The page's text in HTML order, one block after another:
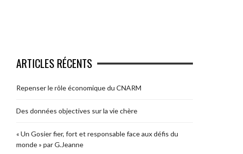
ARTICLES RÉCENTS
Repenser le rôle économique du CNARM
Des données objectives sur la vie chère
« Un Gosier fier, fort et responsable face aux défis du
monde » par G.Jeanne